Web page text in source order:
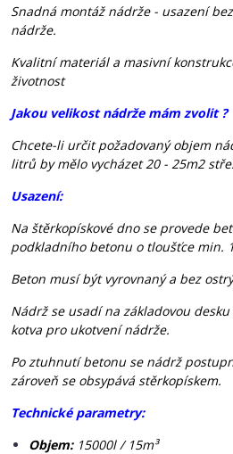
Snadná montáž nádrže - usazení
nádrže.
Kvalitní materiál a masivní
životnost
Jakou velikost nádrže mám zvolit ?
Chcete-li určit požadovaný objem
litrů by mělo vycházet 20 - 25m2
Usazení:
Na štěrkopískové dno se provede
podkladního betonu o tloušťce min.
Beton musí být vyrovnaný a bez
Nádrž se usadí na základovou
kotva pro ukotvení nádrže.
Po ztuhnutí betonu se nádrž
zároveň se obsypává stěrkopískem.
Technické parametry:
Objem:15000l / 15m³